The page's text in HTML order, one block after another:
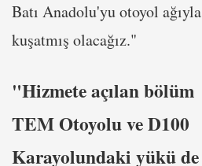
Batı Anadolu'yu otoyol ağıyla
kuşatmış olacağız."
"Hizmete açılan bölüm
TEM Otoyolu ve D100
Karayolundaki yükü de